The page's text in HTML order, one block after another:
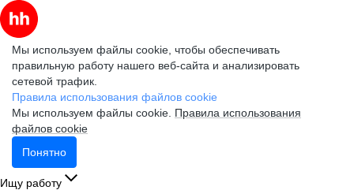
Мы используем файлы cookie, чтобы обеспечивать
правильную работу нашего веб-сайта и анализировать
сетевой трафик.
Правила использования файлов cookie
Мы используем файлы cookie. Правила использования
файлов cookie
Понятно
Ищу работу